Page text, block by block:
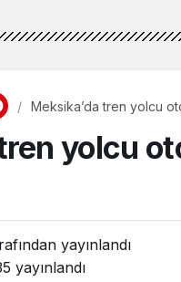
Meksika’da tren yolcu
yolcu
yayınlandı
yayınlandı